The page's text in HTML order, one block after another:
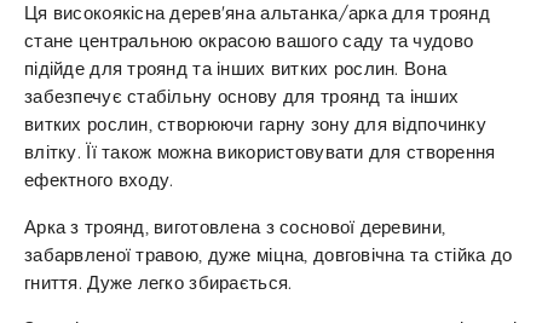
Ця високоякісна дерев'яна альтанка/арка для троянд
стане центральною окрасою вашого саду та чудово
підійде для троянд та інших витких рослин. Вона
забезпечує стабільну основу для троянд та інших
витких рослин, створюючи гарну зону для відпочинку
влітку. Її також можна використовувати для створення
ефектного входу.
Арка з троянд, виготовлена з соснової деревини,
забарвленої травою, дуже міцна, довговічна та стійка до
гниття. Дуже легко збирається.